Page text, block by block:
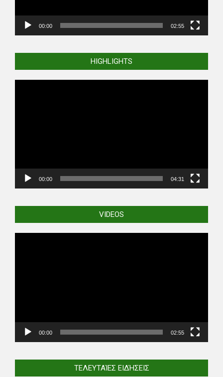
00:00 02:55
HIGHLIGHTS
00:00 04:31
VIDEOS
00:00 02:55
ΤΕΛΕΥΤΑΊΕΣ ΕΙΔΉΣΕΙΣ